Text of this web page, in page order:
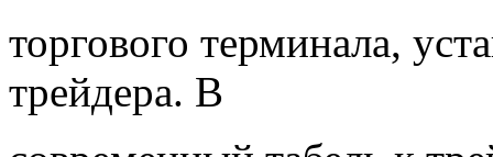
торгового терминала,
трейдера. В